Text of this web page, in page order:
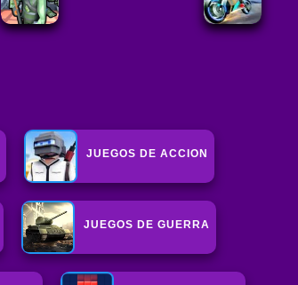
JUEGOS DE ACCION
JUEGOS DE GUERRA